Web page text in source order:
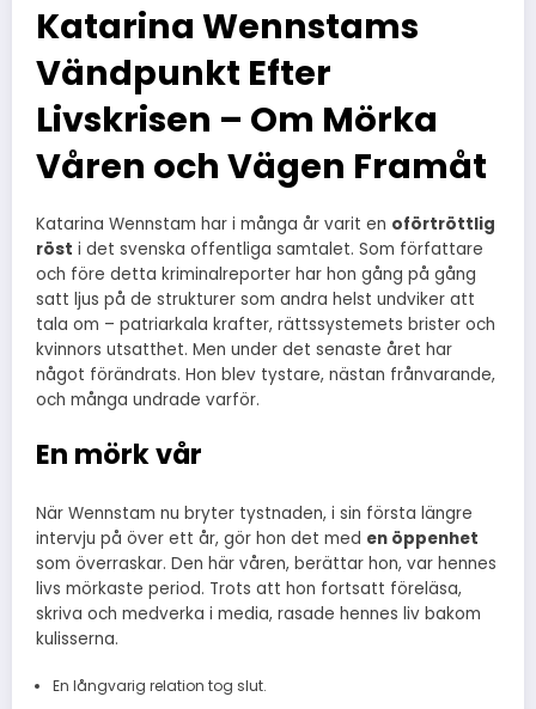
Katarina Wennstams
Vändpunkt Efter
Livskrisen – Om Mörka
Våren och Vägen Framåt
Katarina Wennstam har i många år varit en oförtröttlig
röst i det svenska offentliga samtalet. Som författare
och före detta kriminalreporter har hon gång på gång
satt ljus på de strukturer som andra helst undviker att
tala om – patriarkala krafter, rättssystemets brister och
kvinnors utsatthet. Men under det senaste året har
något förändrats. Hon blev tystare, nästan frånvarande,
och många undrade varför.
En mörk vår
När Wennstam nu bryter tystnaden, i sin första längre
intervju på över ett år, gör hon det med en öppenhet
som överraskar. Den här våren, berättar hon, var hennes
livs mörkaste period. Trots att hon fortsatt föreläsa,
skriva och medverka i media, rasade hennes liv bakom
kulisserna.
En långvarig relation tog slut.